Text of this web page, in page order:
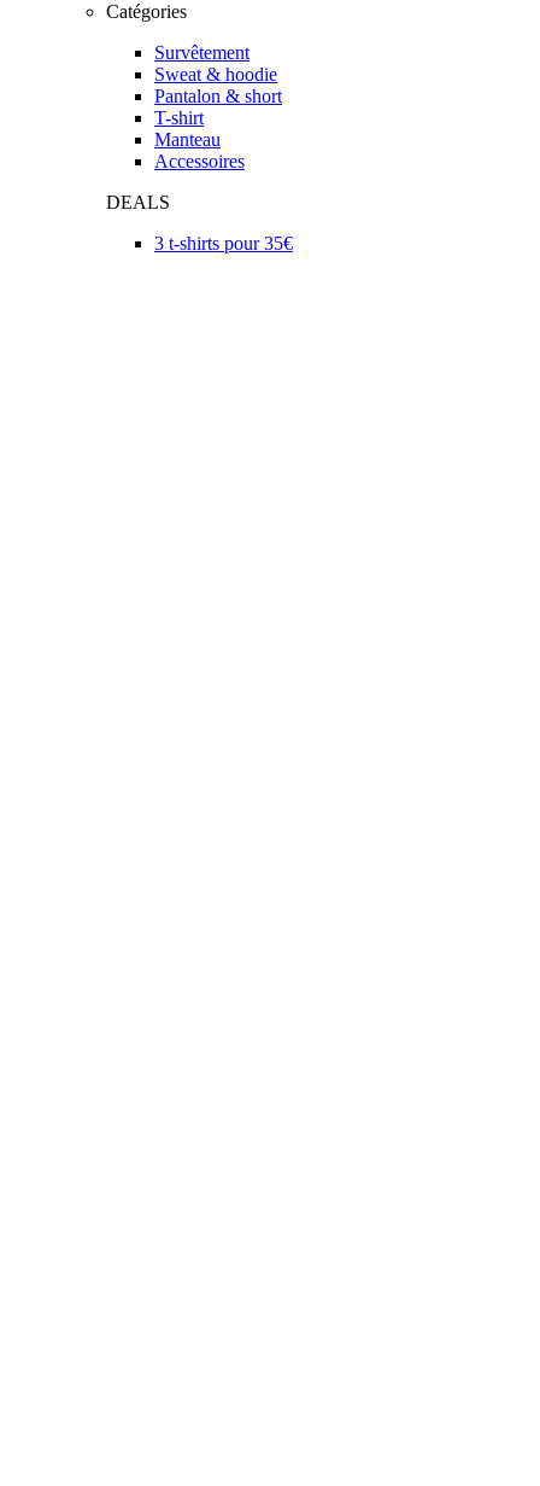
Catégories
Survêtement
Sweat & hoodie
Pantalon & short
T-shirt
Manteau
Accessoires
DEALS
3 t-shirts pour 35€